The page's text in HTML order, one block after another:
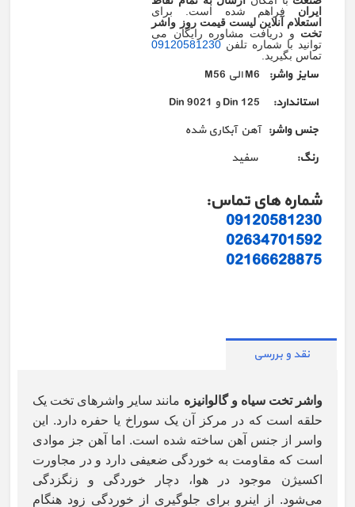
ایران فراهم شده است. برای
استعلام آنلاین لیست قیمت روز واشر
تخت و دریافت مشاوره رایگان می
توانید با شماره تلفن 09120581230
تماس بگیرید.
سایز واشر:
M6 الی M56
استاندارد:
Din 125 و Din 9021
جنس واشر: آهن آبکاری شده
رنگ:
سفید
شماره های تماس:
09120581230
02634701592
02166628875
نقد و بررسی
واشر تخت سیاه و گالوانیزه مانند سایر واشرهای تخت یک
حلقه است که در مرکز آن یک سوراخ یا حفره دارد. این
واسر از جنس آهن ساخته شده است. اما آهن جز موادی
است که مقاومت به خوردگی ضعیفی دارد و در مجاورت
اکسیژن موجود در هوا، دچار خوردگی و زنگزدگی
می‌شود. از اینرو برای جلوگیری از خوردگی زود هنگام